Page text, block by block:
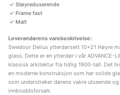
Støyreduserende
Frame fast
Malt
Leverandørens varebeskrivelse:
Swedoor Delius ytterdørsett 10×21 Høyre
glass. Dette er en ytterdør i vår ADVANCE-
klassisk arkitektur fra tidlig 1900-tall. Det
en moderne konstruksjon som har solide
som understreker dørens vakre utseende
innbruddsforsøk.